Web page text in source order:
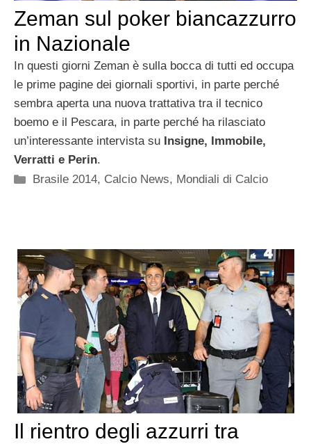
Zeman sul poker biancazzurro
in Nazionale
In questi giorni Zeman è sulla bocca di tutti ed occupa
le prime pagine dei giornali sportivi, in parte perché
sembra aperta una nuova trattativa tra il tecnico
boemo e il Pescara, in parte perché ha rilasciato
un’interessante intervista su Insigne, Immobile,
Verratti e Perin.
Categorie
Brasile 2014, Calcio News, Mondiali di Calcio
Il rientro degli azzurri tra